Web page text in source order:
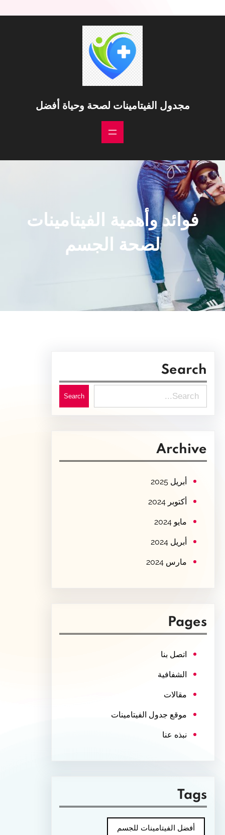
مجدول الفيتامينات لصحة وحياة أفضل
فوائد وأهمية الفيتامينات
لصحة الجسم
Search
e
c
Search
Archive
أبريل 2025
أكتوبر 2024
مايو 2024
أبريل 2024
مارس 2024
Pages
اتصل بنا
الشفافية
مقالات
موقع جدول الفيتامينات
نبذه عنا
Tags
أفضل الفيتامينات للجسم